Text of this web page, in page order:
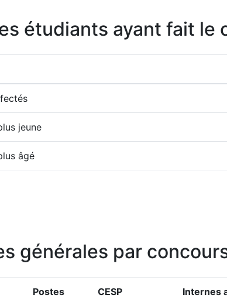
étudiants ayant fait le
jeune
âgé
générales par
Postes CESP Internes